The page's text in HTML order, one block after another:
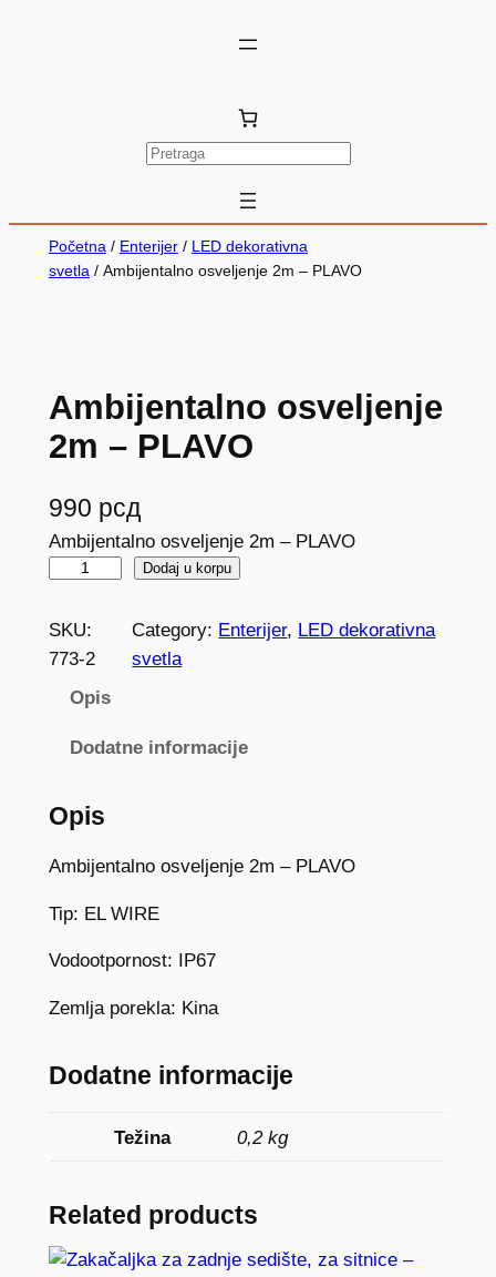
P
t
r
Početna/ Enterijer/ LED dekorativna
svetla/ Ambijentalno osveljenje 2m – PLAVO
Ambijentalno osveljenje
2m – PLAVO
990 рсд
Ambijentalno osveljenje 2m – PLAVO
b
i
l
n
o
v
e
e
n
2
–
Dodaj u korpu
SKU:
773-2
Category: Enterijer, LED dekorativna
svetla
Opis
Dodatne informacije
Opis
Ambijentalno osveljenje 2m – PLAVO
Tip: EL WIRE
Vodootpornost: IP67
Zemlja porekla: Kina
Dodatne informacije
Težina 0,2 kg
Related products